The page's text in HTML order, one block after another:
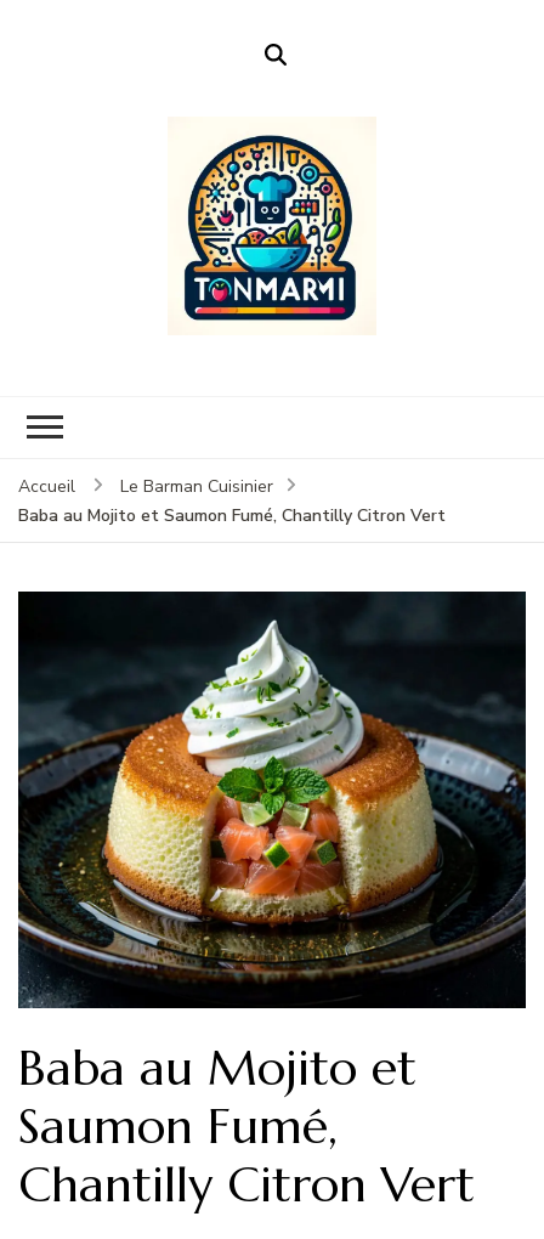
Accueil
Le Barman Cuisinier
Baba au Mojito et Saumon Fumé, Chantilly Citron Vert
Baba au Mojito et
Saumon Fumé,
Chantilly Citron Vert